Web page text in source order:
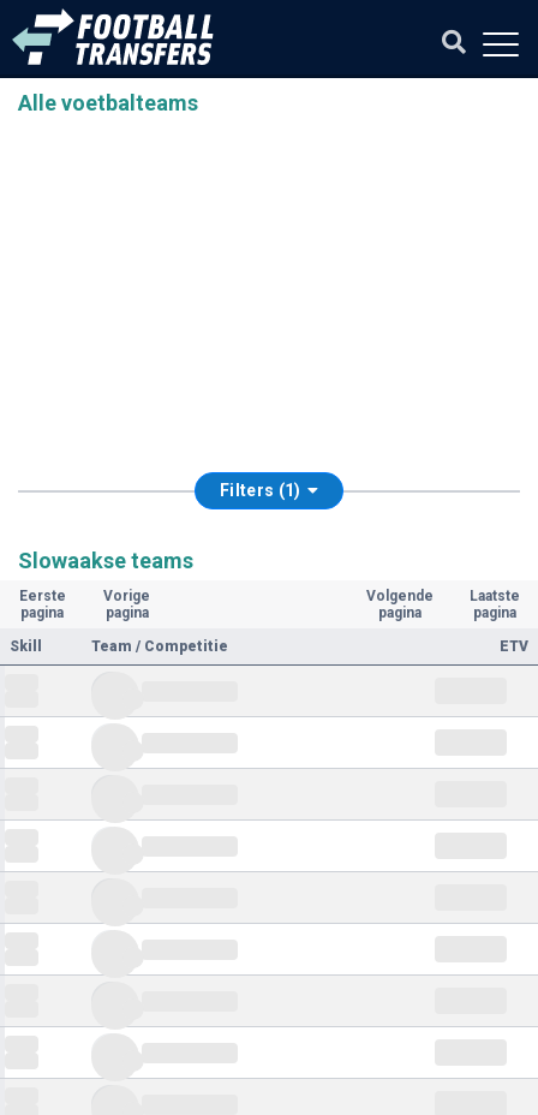
Alle voetbalteams
Filters (1)
Slowaakse teams
Eerste
pagina
Vorige
pagina
Volgende
pagina
Laatste
pagina
Skill
Team / Competitie ETV